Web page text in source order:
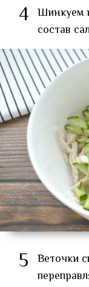
4 Шинкуем
состав
5 Веточки